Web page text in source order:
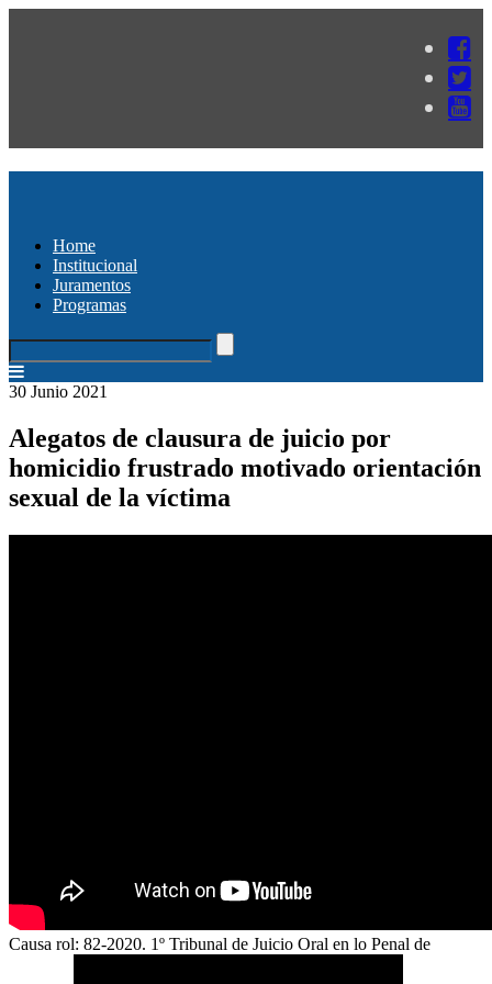
Home
Institucional
Juramentos
Programas
30 Junio 2021
Alegatos de clausura de juicio por
homicidio frustrado motivado orientación
sexual de la víctima
Causa rol: 82-2020. 1º Tribunal de Juicio Oral en lo Penal de